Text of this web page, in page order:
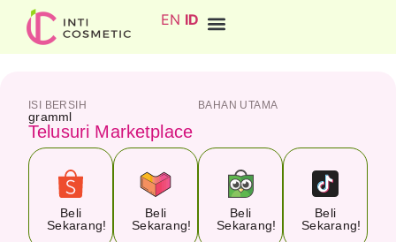
EN ID
ISI BERSIH
gramml
BAHAN UTAMA
Telusuri Marketplace
Beli
Sekarang!
Beli
Sekarang!
Beli
Sekarang!
Beli
Sekarang!